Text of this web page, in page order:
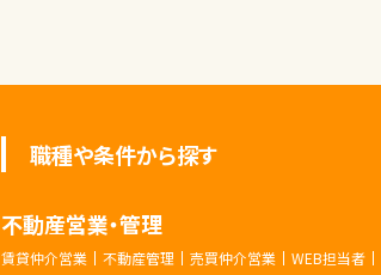
職種や条件から探す
不動産営業・管理
賃貸仲介営業 不動産管理 売買仲介営業 WEB担当者